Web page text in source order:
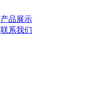
产品展示
联系我们